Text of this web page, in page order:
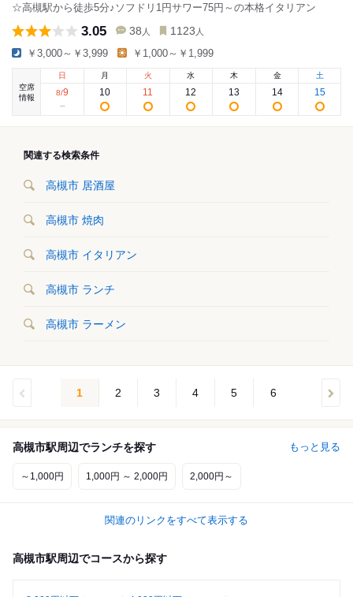
☆高槻駅から徒歩5分♪ソフドリ1円サワー75円～の本格イタリアン
3.05 38 人 1123 人
￥3,000～￥3,999 ￥1,000～￥1,999
空席
情報
日
8/9
月
10
火
11
水
12
木
13
金
14
土
15
関連する検索条件
高槻市 居酒屋
高槻市 焼肉
高槻市 イタリアン
高槻市 ランチ
高槻市 ラーメン
1 2 3 4 5 6
高槻市駅周辺でランチを探す もっと見る
～1,000円 1,000円 ～ 2,000円 2,000円～
関連のリンクをすべて表示する
高槻市駅周辺でコースから探す